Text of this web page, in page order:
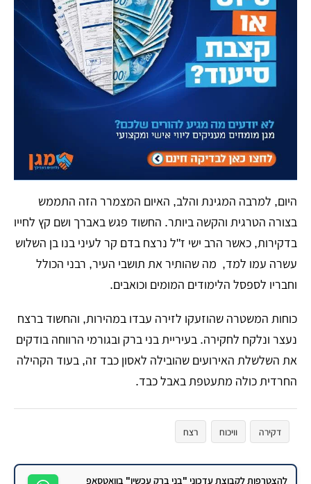
​היום, למרבה המגינת והלב, האיום המצמרר הזה התממש
בצורה הטרגית והקשה ביותר. החשוד פגש באברך ושם קץ לחייו
בדקירות, כאשר הרב ישי ז"ל נרצח בדם קר לעיני בנו בן השלוש
עשרה עמו למד, מה שהותיר את תושבי העיר, רבני הכולל
וחבריו לספסל הלימודים המומים וכואבים.
​כוחות המשטרה שהוזעקו לזירה עבדו במהירות, והחשוד ברצח
נעצר ונלקח לחקירה. בעיריית בני ברק ובגורמי הרווחה בודקים
את השלשלת האירועים שהובילה לאסון כבד זה, בעוד הקהילה
החרדית כולה מתעטפת באבל כבד.
דקירה וויכוח רצח
להצטרפות לקבוצת עדכוני "בני ברק עכשיו" בוואטסאפ